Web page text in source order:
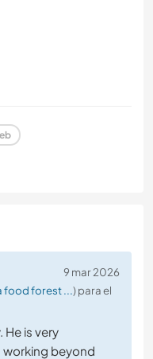
9 mar 2026
food forest ...) para el
He is very
beyond